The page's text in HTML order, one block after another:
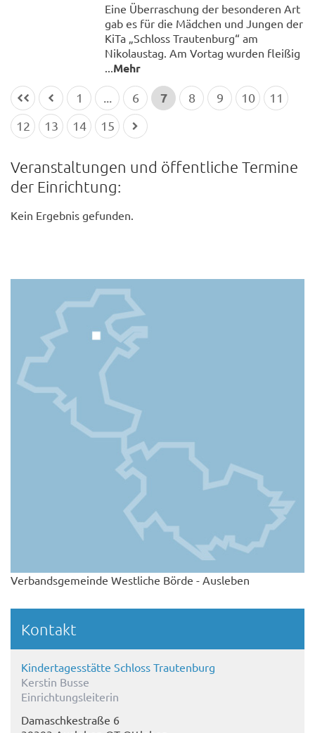
Eine Überraschung der besonderen Art
gab es für die Mädchen und Jungen der
KiTa „Schloss Trautenburg“ am
Nikolaustag. Am Vortag wurden fleißig
Mehr
1
6 7 8 9 10
11
12
13 14 15
Veranstaltungen und öffentliche Termine
der Einrichtung:
Kein Ergebnis gefunden.
Verbandsgemeinde Westliche Börde - Ausleben
Kontakt
Kindertagesstätte Schloss Trautenburg
Kerstin Busse
Einrichtungsleiterin
Damaschkestraße 6